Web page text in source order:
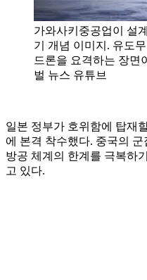
가와사키중공업이 설
기 개념 이미지. 유도
드론을 요격하는 장면
벌 뉴스 유튜브
일본 정부가 호위함에 탑재
에 본격 착수했다. 중국의
방공 체계의 한계를 극복하
고 있다.